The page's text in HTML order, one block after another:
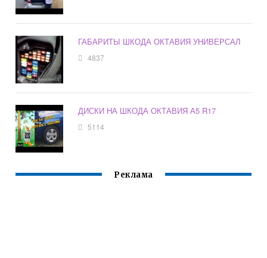
ГАБАРИТЫ ШКОДА ОКТАВИЯ УНИВЕРСАЛ
4837
ДИСКИ НА ШКОДА ОКТАВИЯ А5 R17
5114
Реклама